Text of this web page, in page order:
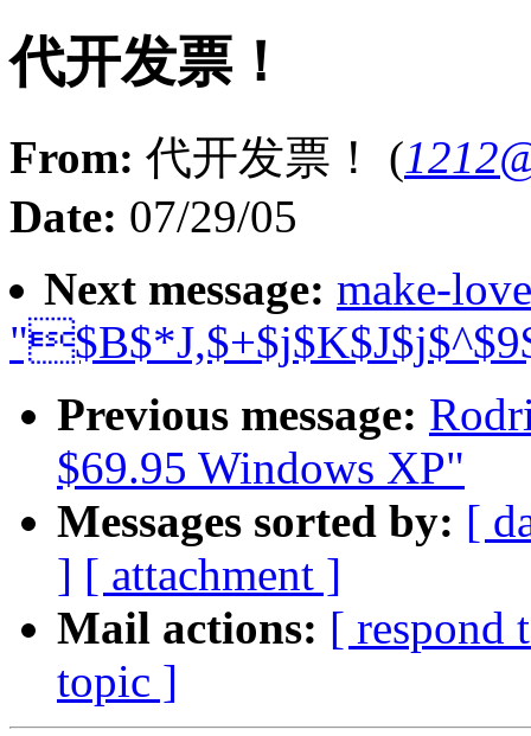
代开发票！
From: 代开发票！ (
Date: 07/29/05
Next message: make-
Previous message:
$69.95 Windows XP"
Messages sorted by: [
] [ attachment ]
Mail actions: [ respond
topic ]